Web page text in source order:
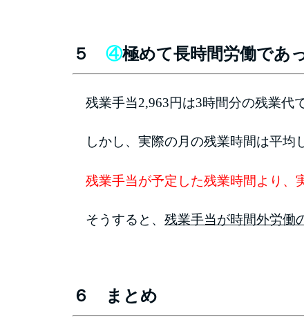
５ ④極めて長時間労働であ
残業手当2,963円は3時間分の残業代
しかし、実際の月の残業時間は平均
残業手当が予定した残業時間より、
そうすると、 残業手当が時間外労働
６ まとめ